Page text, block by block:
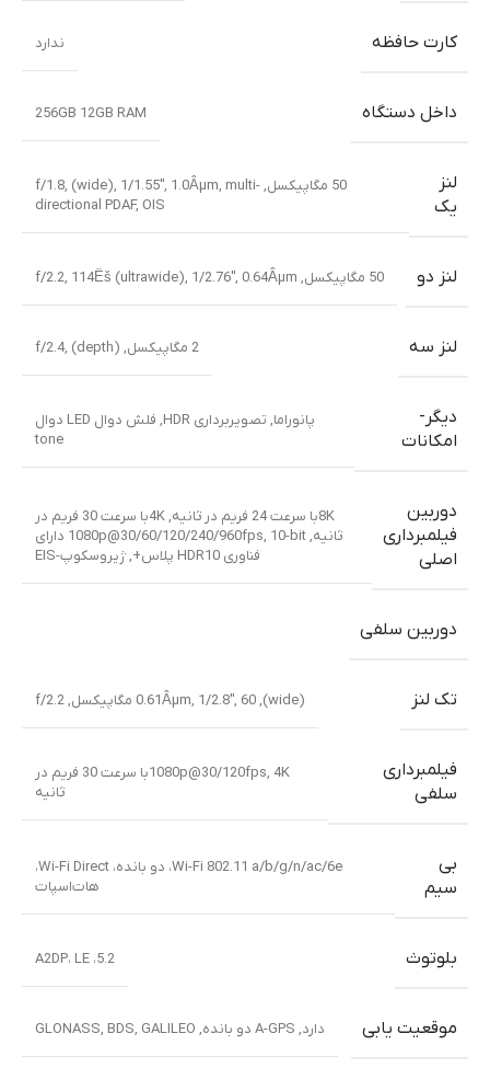
کارت حافظه ندارد
داخل دستگاه 256GB 12GB RAM
لنز
یک
50 مگاپیکسل, f/1.8, (wide), 1/1.55″, 1.0Âµm, multi-
directional PDAF, OIS
لنز دو 50 مگاپیکسل, f/2.2, 114Ëš (ultrawide), 1/2.76″, 0.64Âµm
لنز سه 2 مگاپیکسل, f/2.4, (depth)
دیگر-
امکانات
پانوراما, تصویربرداری HDR ,
فلش دوال LED دوال
tone
دوربین
فیلمبرداری
اصلی
8Kبا سرعت 24 فریم در ثانیه, 4Kبا سرعت 30 فریم در
ثانیه, 1080p@30/60/120/240/960fps, 10-bit دارای
فناوری HDR10 پلاس+, ژیروسکوپ-EIS
دوربین سلفی
تک لنز (wide)
,
0.61Âµm, 1/2.8″, 60 مگاپیکسل ,
f/2.2
فیلمبرداری
سلفی
1080p@30/120fps,
4Kبا سرعت 30 فریم در
ثانیه
بی
سیم
Wi-Fi 802.11 a/b/g/n/ac/6e، دو بانده، Wi-Fi Direct،
هات‌اسپات
بلوتوث 5.2، A2DP، LE
موقعیت یابی دارد, A-GPS دو بانده, GLONASS, BDS, GALILEO